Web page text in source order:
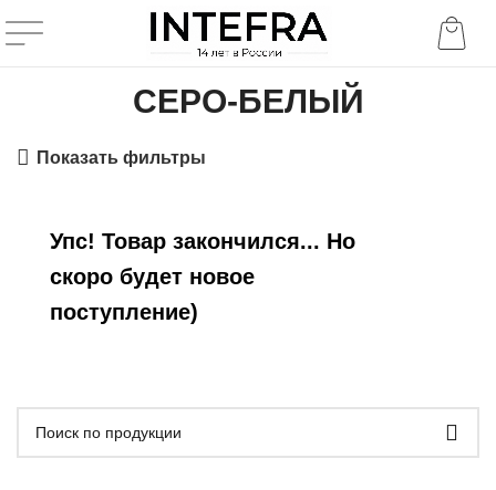
СЕРО-БЕЛЫЙ
Показать фильтры
Упс! Товар закончился... Но
скоро будет новое
поступление)